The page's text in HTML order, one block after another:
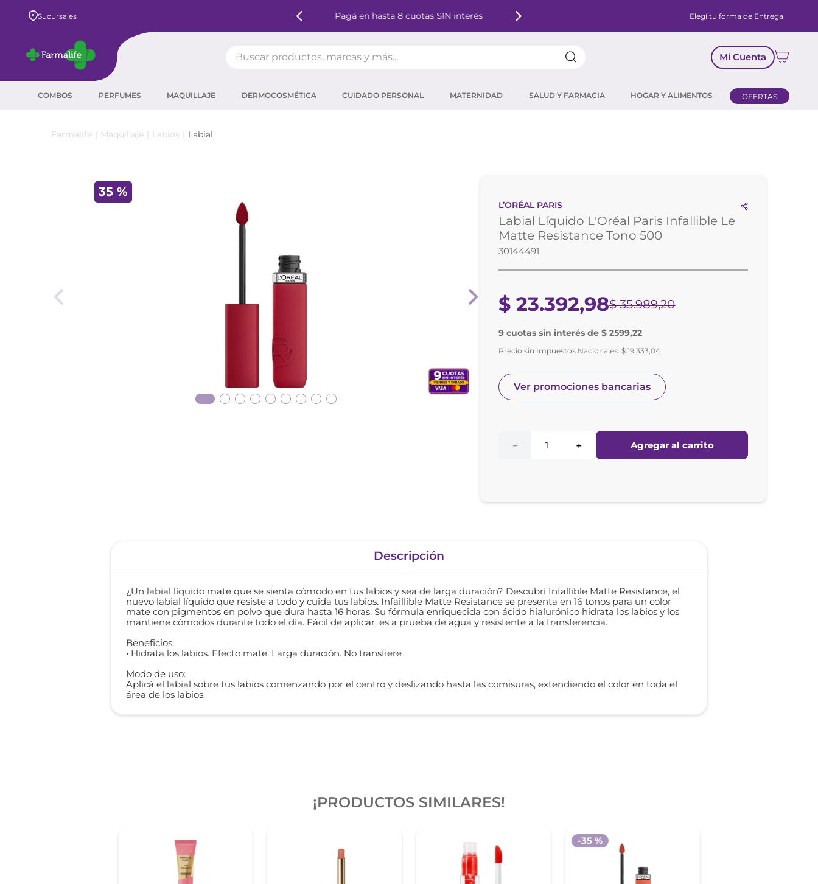
Sucursales Pagá en hasta 8 cuotas SIN interés Elegí tu forma de Entrega
Mi Cuenta
COMBOS PERFUMES MAQUILLAJE DERMOCOSMÉTICA CUIDADO PERSONAL MATERNIDAD SALUD Y FARMACIA HOGAR Y ALIMENTOS OFERTAS
Maquillaje Labios Labial
35 %
L’ORÉAL PARIS
Labial Líquido L'Oréal Paris Infallible Le
Matte Resistance Tono 500
30144491
$ 23.392,98$ 35.989,20
9 cuotas sin interés de $ 2599,22
Precio sin Impuestos Nacionales:$ 19.333,04
Ver promociones bancarias
＋
－ Agregar al carrito
Descripción
¿Un labial líquido mate que se sienta cómodo en tus labios y sea de larga duración? Descubrí Infallible Matte Resistance, el
nuevo labial líquido que resiste a todo y cuida tus labios. Infaillible Matte Resistance se presenta en 16 tonos para un color
mate con pigmentos en polvo que dura hasta 16 horas. Su fórmula enriquecida con ácido hialurónico hidrata los labios y los
mantiene cómodos durante todo el día. Fácil de aplicar, es a prueba de agua y resistente a la transferencia.
Beneficios:
• Hidrata los labios. Efecto mate. Larga duración. No transfiere
Modo de uso:
Aplicá el labial sobre tus labios comenzando por el centro y deslizando hasta las comisuras, extendiendo el color en toda el
área de los labios.
¡PRODUCTOS SIMILARES!
-35 %
máscara pestañas
retinol